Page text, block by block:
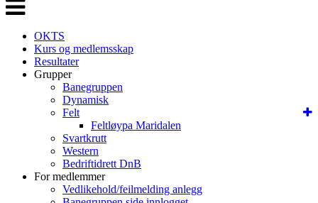
navigasjon
OKTS
Kurs og medlemsskap
Resultater
Grupper
Banegruppen
Dynamisk
Felt
Feltløypa Maridalen
Svartkrutt
Western
Bedriftidrett DnB
For medlemmer
Vedlikehold/feilmelding anlegg